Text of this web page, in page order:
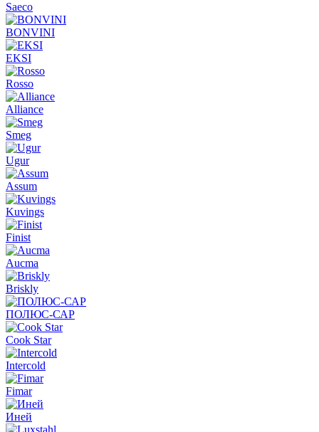
Saeco
BONVINI
EKSI
Rosso
Alliance
Smeg
Ugur
Assum
Kuvings
Finist
Aucma
Briskly
ПОЛЮС-САР
Cook Star
Intercold
Fimar
Иней